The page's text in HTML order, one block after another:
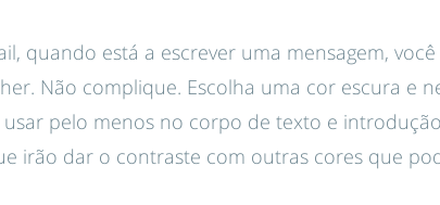
quando está a escrever uma mensagem,
Não complique. Escolha uma cor escura e
pelo menos no corpo de texto e
irão dar o contraste com outras cores que